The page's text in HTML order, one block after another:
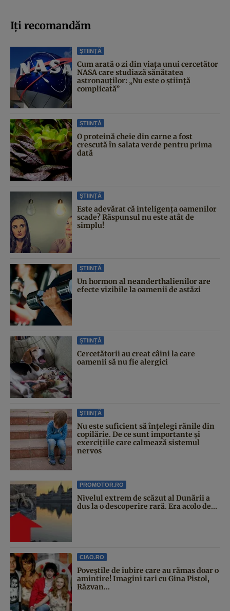
Iți recomandăm
ȘTIINȚĂ
Cum arată o zi din viața unui cercetător
NASA care studiază sănătatea
astronauților: „Nu este o știință
complicată”
ȘTIINȚĂ
O proteină cheie din carne a fost
crescută în salata verde pentru prima
dată
ȘTIINȚĂ
Este adevărat că inteligența oamenilor
scade? Răspunsul nu este atât de
simplu!
ȘTIINȚĂ
Un hormon al neanderthalienilor are
efecte vizibile la oamenii de astăzi
ȘTIINȚĂ
Cercetătorii au creat câini la care
oamenii să nu fie alergici
ȘTIINȚĂ
Nu este suficient să înțelegi rănile din
copilărie. De ce sunt importante și
exercițiile care calmează sistemul
nervos
PROMOTOR.RO
Nivelul extrem de scăzut al Dunării a
dus la o descoperire rară. Era acolo de...
CIAO.RO
Poveştile de iubire care au rămas doar o
amintire! Imagini tari cu Gina Pistol,
Răzvan...